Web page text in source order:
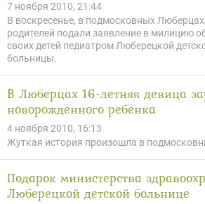
7 ноября 2010, 21:44
В воскресенье, в подмосковных
родителей подали заявление в милицию
своих детей педиатром Люберецкой
больницы.
В Люберцах 16-летняя девица
новорожденного ребенка
4 ноября 2010, 16:13
Жуткая история произошла в
Подарок министерства
Люберецкой детской больнице